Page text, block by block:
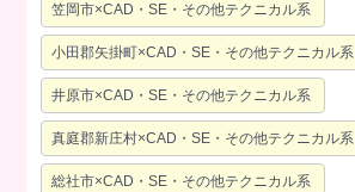
笠岡市×CAD・SE・その他テクニカル系
小田郡矢掛町×CAD・SE・その他テクニカル系
井原市×CAD・SE・その他テクニカル系
真庭郡新庄村×CAD・SE・その他テクニカル系
総社市×CAD・SE・その他テクニカル系